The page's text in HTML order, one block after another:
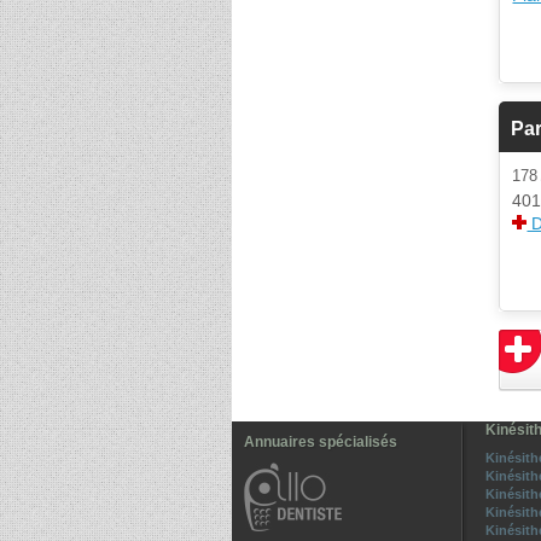
Annuaires spécialisés